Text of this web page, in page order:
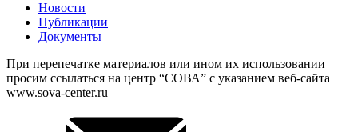
Новости
Публикации
Документы
При перепечатке материалов или ином их использовании
просим ссылаться на центр “СОВА” с указанием веб-сайта
www.sova-center.ru